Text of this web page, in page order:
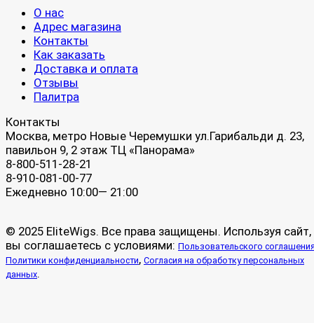
О нас
Адрес магазина
Контакты
Как заказать
Доставка и оплата
Отзывы
Палитра
Контакты
Москва, метро Новые Черемушки ул.Гарибальди д. 23,
павильон 9, 2 этаж ТЦ «Панорама»
8-800-511-28-21
8-910-081-00-77
Ежедневно 10:00— 21:00
© 2025 EliteWigs. Все права защищены. Используя сайт,
вы соглашаетесь с условиями: Пользовательского
Политики конфиденциальности, Согласия на обработку персональных
данных.